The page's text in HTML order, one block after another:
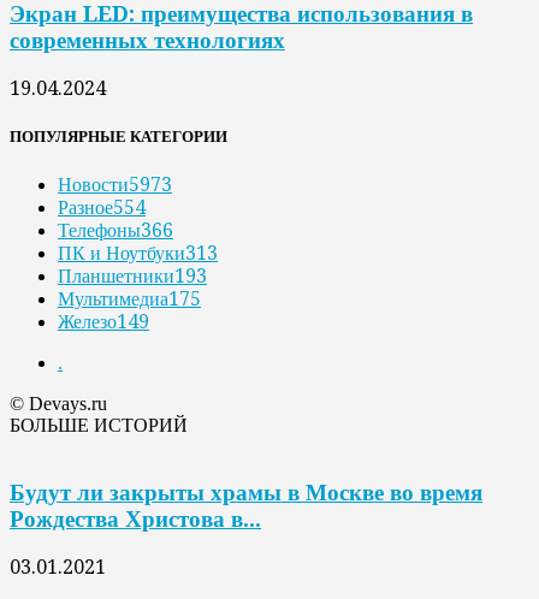
Экран LED: преимущества использования в
современных технологиях
19.04.2024
ПОПУЛЯРНЫЕ КАТЕГОРИИ
Новости5973
Разное554
Телефоны366
ПК и Ноутбуки313
Планшетники193
Мультимедиа175
Железо149
.
© Devays.ru
БОЛЬШЕ ИСТОРИЙ
Будут ли закрыты храмы в Москве во время
Рождества Христова в...
03.01.2021